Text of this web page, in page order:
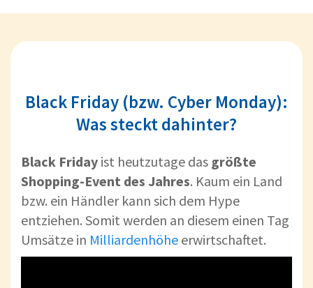
Black Friday (bzw. Cyber Monday):
Was steckt dahinter?
Black Friday ist heutzutage das größte
Shopping-Event des Jahres. Kaum ein Land
bzw. ein Händler kann sich dem Hype
entziehen. Somit werden an diesem einen Tag
Umsätze in Milliardenhöhe erwirtschaftet.